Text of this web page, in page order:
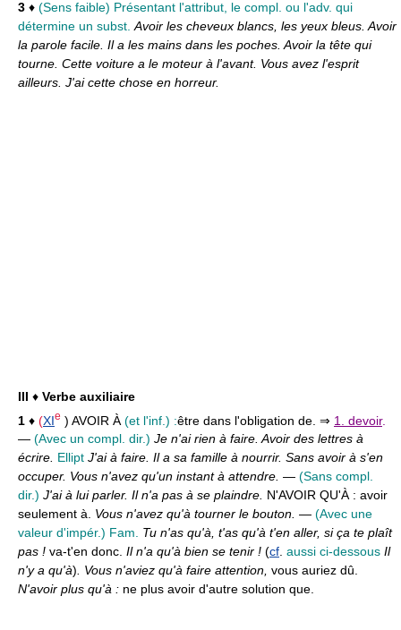
3 ♦ (Sens faible) Présentant l'attribut, le compl. ou l'adv. qui
détermine un subst. Avoir les cheveux blancs, les yeux bleus. Avoir
la parole facile. Il a les mains dans les poches. Avoir la tête qui
tourne. Cette voiture a le moteur à l'avant. Vous avez l'esprit
ailleurs. J'ai cette chose en horreur.
III ♦ Verbe auxiliaire
1 ♦ (XIe ) AVOIR À (et l'inf.) :être dans l'obligation de. ⇒ 1. devoir.
— (Avec un compl. dir.) Je n'ai rien à faire. Avoir des lettres à
écrire. Ellipt J'ai à faire. Il a sa famille à nourrir. Sans avoir à s'en
occuper. Vous n'avez qu'un instant à attendre. — (Sans compl.
dir.) J'ai à lui parler. Il n'a pas à se plaindre. N'AVOIR QU'À : avoir
seulement à. Vous n'avez qu'à tourner le bouton. — (Avec une
valeur d'impér.) Fam. Tu n'as qu'à, t'as qu'à t'en aller, si ça te plaît
pas ! va-t'en donc. Il n'a qu'à bien se tenir ! (cf. aussi ci-dessous Il
n'y a qu'à). Vous n'aviez qu'à faire attention, vous auriez dû.
N'avoir plus qu'à : ne plus avoir d'autre solution que.